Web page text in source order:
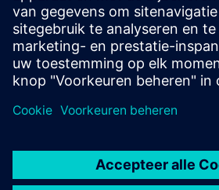
Vereisten
LTE-M- en/of Nb-Iot- en/of Lorawan-